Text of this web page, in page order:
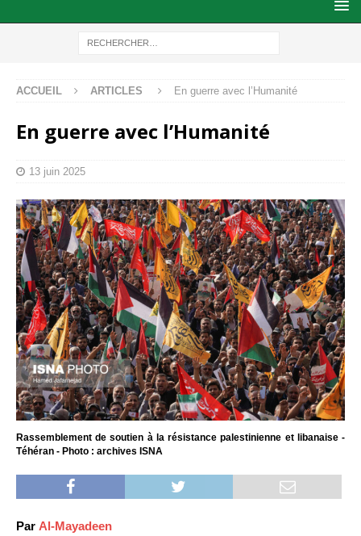
ACCUEIL ARTICLES En guerre avec l’Humanité
En guerre avec l’Humanité
13 juin 2025
Rassemblement de soutien à la résistance palestinienne et libanaise -
Téhéran - Photo : archives ISNA
Par Al-Mayadeen